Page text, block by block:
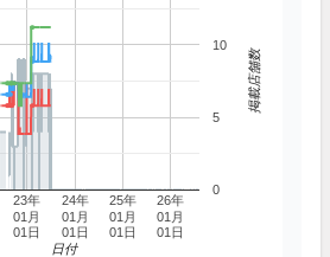
23年
01月
01日
24年
01月
01日
25年
01月
01日
26年
01月
01日
0
5
10
日付
掲載店舗数